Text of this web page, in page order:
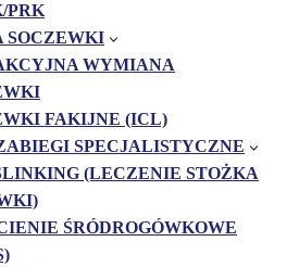
PRK
SOCZEWKI
WYMIANA
FAKIJNE (ICL)
SPECJALISTYCZNE
(LECZENIE STOŻKA
ŚRÓDROGÓWKOWE